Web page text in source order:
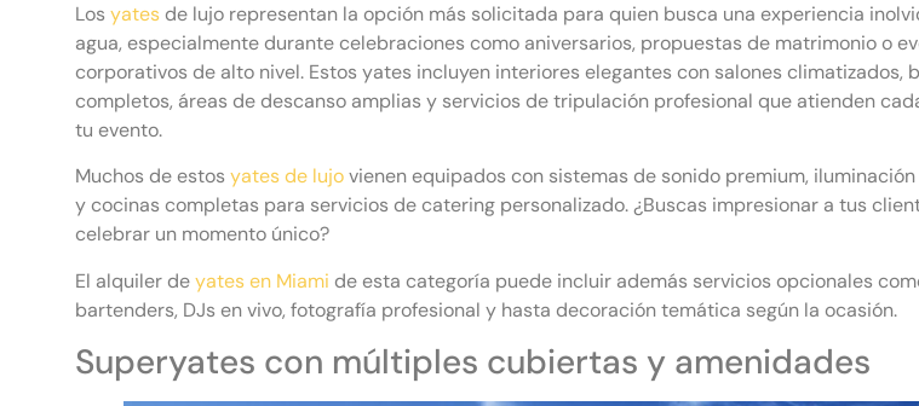
Losyates de lujo representan la opción más solicitada para quien busca una experiencia
agua, especialmente durante celebraciones como aniversarios, propuestas de matrimonio o
corporativos de alto nivel. Estos yates incluyen interiores elegantes con salones climatizados,
completos, áreas de descanso amplias y servicios de tripulación profesional que atienden
tu evento.
Muchos de estosyates de lujovienen equipados con sistemas de sonido premium,
y cocinas completas para servicios de catering personalizado. ¿Buscas impresionar a tus
celebrar un momento único?
El alquiler deyates en Miami de esta categoría puede incluir además servicios opcionales
bartenders, DJs en vivo, fotografía profesional y hasta decoración temática según la ocasión.
Superyates con múltiples cubiertas y amenidades